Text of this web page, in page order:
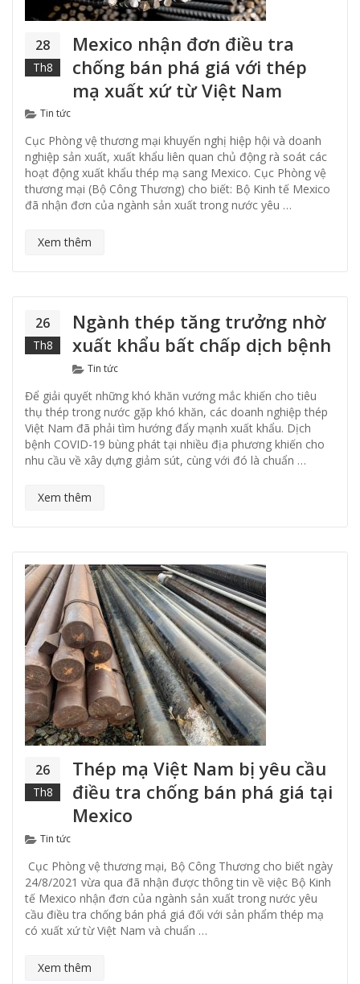
28
Th8
Mexico nhận đơn điều tra
chống bán phá giá với thép
mạ xuất xứ từ Việt Nam
Categories
Tin tức
Cục Phòng vệ thương mại khuyến nghị hiệp hội và doanh
nghiệp sản xuất, xuất khẩu liên quan chủ động rà soát các
hoạt động xuất khẩu thép mạ sang Mexico. Cục Phòng vệ
thương mại (Bộ Công Thương) cho biết: Bộ Kinh tế Mexico
đã nhận đơn của ngành sản xuất trong nước yêu …
Xem thêm
26
Th8
Ngành thép tăng trưởng nhờ
xuất khẩu bất chấp dịch bệnh
Categories
Tin tức
Để giải quyết những khó khăn vướng mắc khiến cho tiêu
thụ thép trong nước gặp khó khăn, các doanh nghiệp thép
Việt Nam đã phải tìm hướng đẩy mạnh xuất khẩu. Dịch
bệnh COVID-19 bùng phát tại nhiều địa phương khiến cho
nhu cầu về xây dựng giảm sút, cùng với đó là chuẩn …
Xem thêm
26
Th8
Thép mạ Việt Nam bị yêu cầu
điều tra chống bán phá giá tại
Mexico
Categories
Tin tức
Cục Phòng vệ thương mại, Bộ Công Thương cho biết ngày
24/8/2021 vừa qua đã nhận được thông tin về việc Bộ Kinh
tế Mexico nhận đơn của ngành sản xuất trong nước yêu
cầu điều tra chống bán phá giá đối với sản phẩm thép mạ
có xuất xứ từ Việt Nam và chuẩn …
Xem thêm